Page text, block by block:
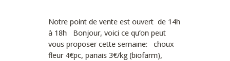
Notre point de vente est ouvert de 14h
à 18h Bonjour, voici ce qu’on peut
vous proposer cette semaine: choux
fleur 4€pc, panais 3€/kg (biofarm),